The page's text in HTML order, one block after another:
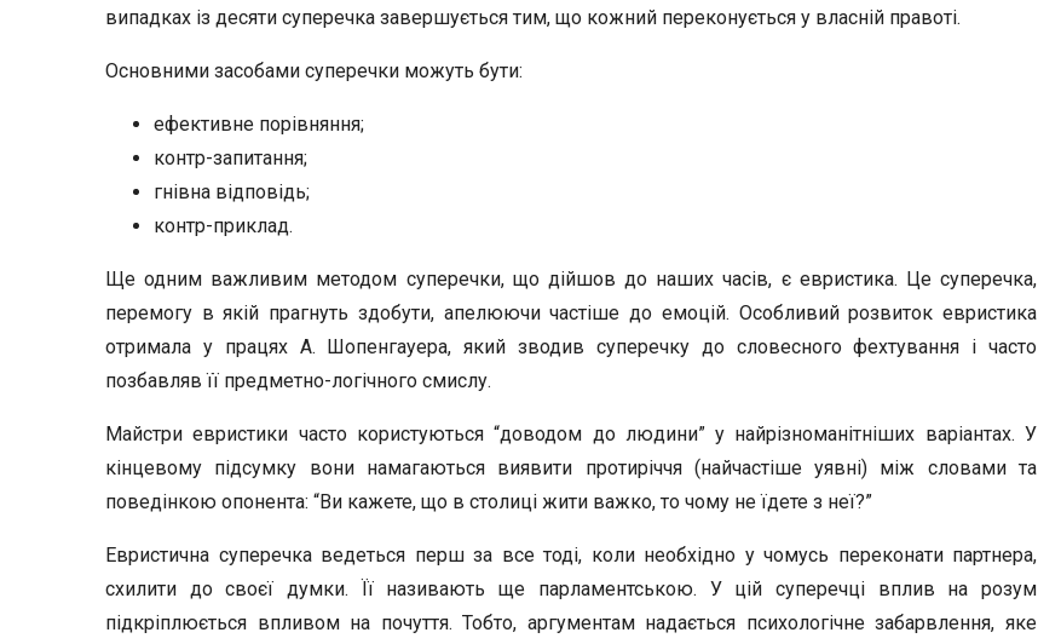
випадках із десяти суперечка завершується тим, що кожний переконується у власній правоті.
Основними засобами суперечки можуть бути:
ефективне порівняння;
контр-запитання;
гнівна відповідь;
контр-приклад.
Ще одним важливим методом суперечки, що дійшов до наших часів, є евристика. Це суперечка,
перемогу в якій прагнуть здобути, апелюючи частіше до емоцій. Особливий розвиток евристика
отримала у працях А. Шопенгауера, який зводив суперечку до словесного фехтування і часто
позбавляв її предметно-логічного смислу.
Майстри евристики часто користуються “доводом до людини” у найрізноманітніших варіантах. У
кінцевому підсумку вони намагаються виявити протиріччя (найчастіше уявні) між словами та
поведінкою опонента: “Ви кажете, що в столиці жити важко, то чому не їдете з неї?”
Евристична суперечка ведеться перш за все тоді, коли необхідно у чомусь переконати партнера,
схилити до своєї думки. Її називають ще парламентською. У цій суперечці вплив на розум
підкріплюється впливом на почуття. Тобто, аргументам надається психологічне забарвлення, яке